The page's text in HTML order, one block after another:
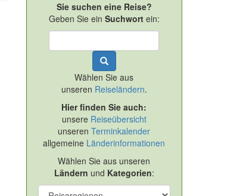
Sie suchen eine Reise?
Geben Sie ein Suchwortein:
Wählen Sie aus
unseren Reiseländern.
Hier finden Sie auch:
unsere Reiseübersicht
unserenTerminkalender
allgemeine Länderinformationen
Wählen Sie aus unseren
Ländern und Kategorien: